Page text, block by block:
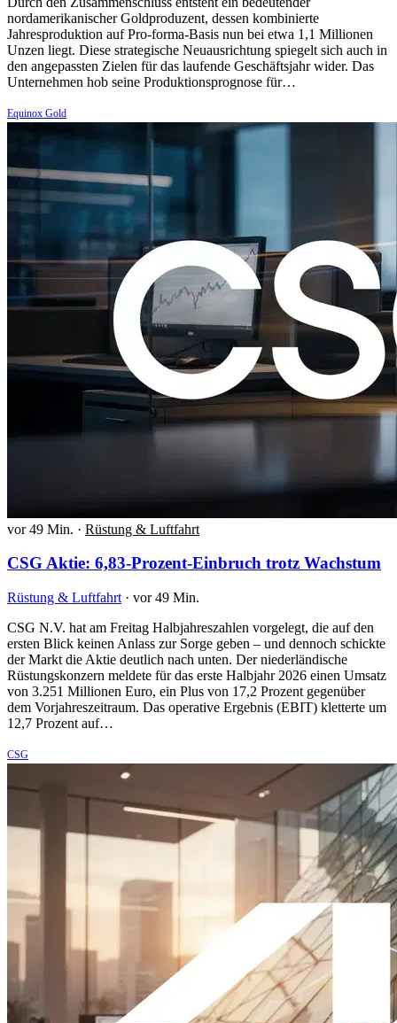
nordamerikanischer Goldproduzent, dessen kombinierte
Jahresproduktion auf Pro-forma-Basis nun bei etwa 1,1 Millionen
Unzen liegt. Diese strategische Neuausrichtung spiegelt sich auch in
den angepassten Zielen für das laufende Geschäftsjahr wider. Das
Unternehmen hob seine Produktionsprognose für…
Equinox Gold
vor 49 Min. · Rüstung & Luftfahrt
CSG Aktie: 6,83-Prozent-Einbruch trotz Wachstum
Rüstung & Luftfahrt · vor 49 Min.
CSG N.V. hat am Freitag Halbjahreszahlen vorgelegt, die auf den
ersten Blick keinen Anlass zur Sorge geben – und dennoch schickte
der Markt die Aktie deutlich nach unten. Der niederländische
Rüstungskonzern meldete für das erste Halbjahr 2026 einen Umsatz
von 3.251 Millionen Euro, ein Plus von 17,2 Prozent gegenüber
dem Vorjahreszeitraum. Das operative Ergebnis (EBIT) kletterte um
12,7 Prozent auf…
CSG